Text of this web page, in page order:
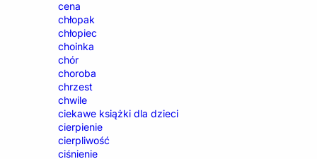
cena
chłopak
chłopiec
choinka
chór
choroba
chrzest
chwile
ciekawe książki dla dzieci
cierpienie
cierpliwość
ciśnienie